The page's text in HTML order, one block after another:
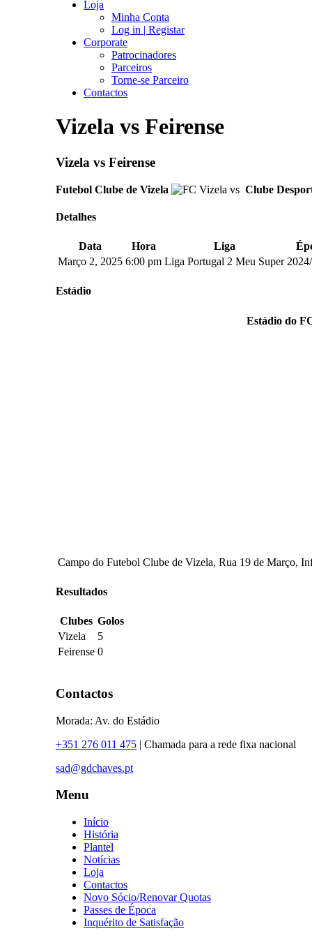
Loja
Minha Conta
Log in | Registar
Corporate
Patrocinadores
Parceiros
Torne-se Parceiro
Contactos
Vizela vs Feirense
Vizela vs Feirense
Futebol Clube de Vizela vs Clube
Detalhes
Data Hora Liga
Março 2, 2025 6:00 pm Liga Portugal 2 Meu Super
Estádio
Estádio do
Campo do Futebol Clube de Vizela, Rua 19 de Março,
Resultados
Clubes Golos
Vizela
5
Feirense 0
Contactos
Morada: Av. do Estádio
+351 276 011 475 | Chamada para a rede fixa nacional
sad@gdchaves.pt
Menu
Início
História
Plantel
Notícias
Loja
Contactos
Novo Sócio/Renovar Quotas
Passes de Época
Inquérito de Satisfação